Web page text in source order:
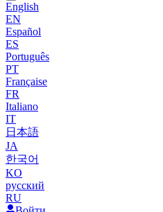
English
EN
Español
ES
Português
PT
Française
FR
Italiano
IT
日本語
JA
한국어
KO
русский
RU